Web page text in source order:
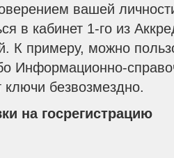
вашей
в кабинет 1-го из
К примеру, можно
Информационно-
безвозмездно.
на госрегистрацию